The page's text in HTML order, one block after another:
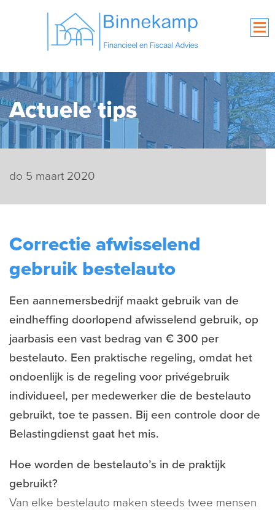
Actuele tips
do 5 maart 2020
Correctie afwisselend
gebruik bestelauto
Een aannemersbedrijf maakt gebruik van de
eindheffing doorlopend afwisselend gebruik, op
jaarbasis een vast bedrag van € 300 per
bestelauto. Een praktische regeling, omdat het
ondoenlijk is de regeling voor privégebruik
individueel, per medewerker die de bestelauto
gebruikt, toe te passen. Bij een controle door de
Belastingdienst gaat het mis.
Hoe worden de bestelauto’s in de praktijk
gebruikt?
Van elke bestelauto maken steeds twee mensen